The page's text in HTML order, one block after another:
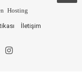
Hosting
İletişim
Instagram